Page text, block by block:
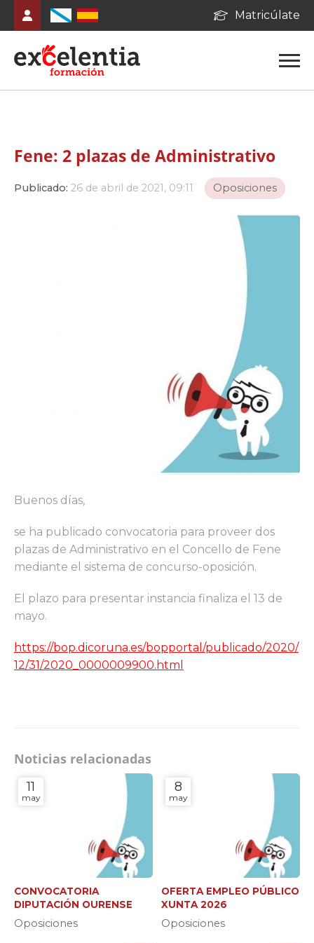
Matricúlate
Fene: 2 plazas de Administrativo
Publicado: 26 de abril de 2021, 09:11 Oposiciones
Buenos días,
se ha publicado convocatoria para proveer dos
plazas de Administrativo en el Concello de Fene
mediante el sistema de concurso-oposición.
El plazo para presentar instancia finaliza el 13 de
mayo.
https://bop.dicoruna.es/bopportal/publicado/2020/
12/31/2020_0000009900.html
Noticias relacionadas
11
may
CONVOCATORIA
DIPUTACIÓN OURENSE
Oposiciones
8
may
OFERTA EMPLEO PÚBLICO
XUNTA 2026
Oposiciones